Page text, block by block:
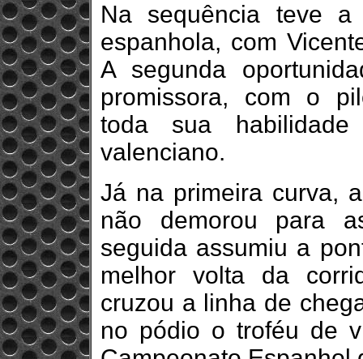
Na sequência teve
espanhola, com
A segunda
promissora, com o
toda sua
valenciano.
Já na primeira curva,
não demorou para
seguida assumiu a
melhor volta da
cruzou a linha de
no pódio o troféu de